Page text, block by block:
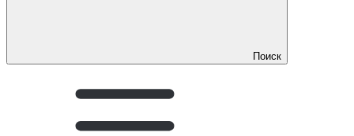
Поиск